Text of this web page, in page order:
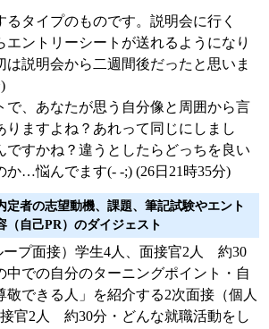
るタイプのものです。説明会に行く
エントリーシートが送れるようになり
は説明会から二週間後だったと思いま
で、あなたが思う自分像と周囲から言
りますよね？あれって同じにしまし
ですかね？違うとしたらどっちを良い
か…悩んでます(- -;) (26日21時35分)
定者の志望動機、課題、筆記試験やエント
（自己PR）のダイジェスト
ープ面接）学生4人、面接官2人 約30
中での自分のターニングポイント・自
敬できる人」を紹介する2次面接（個人
官2人 約30分・どんな就職活動をし